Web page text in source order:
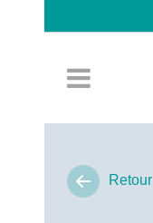
Retour